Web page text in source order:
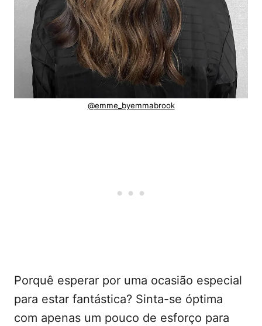
@emme_byemmabrook
Porquê esperar por uma ocasião especial
para estar fantástica? Sinta-se óptima
com apenas um pouco de esforço para